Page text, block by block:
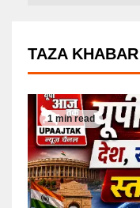
TAZA KHABAR
1 min read